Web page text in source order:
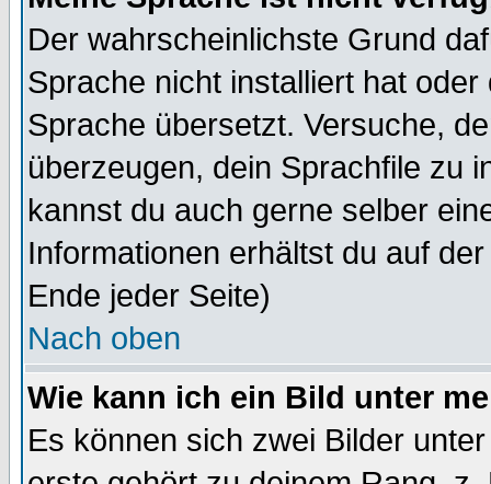
Der wahrscheinlichste Grund
Sprache nicht installiert hat
Sprache übersetzt. Versuche,
überzeugen, dein Sprachfile zu
kannst du auch gerne selber
Informationen erhältst du auf
Ende jeder Seite)
Nach oben
Wie kann ich ein Bild unter
Es können sich zwei Bilder